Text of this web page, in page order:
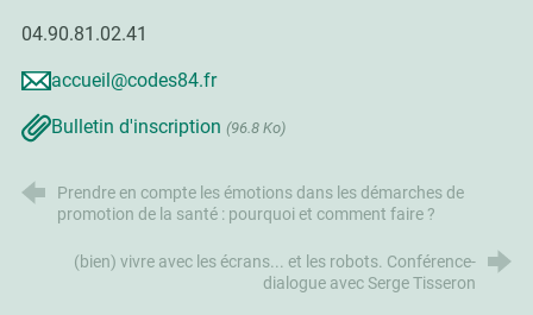
04.90.81.02.41
accueil@codes84.fr
Bulletin d'inscription (96.8 Ko)
Prendre en compte les émotions dans les démarches de
promotion de la santé : pourquoi et comment faire ?
(bien) vivre avec les écrans... et les robots. Conférence-
dialogue avec Serge Tisseron